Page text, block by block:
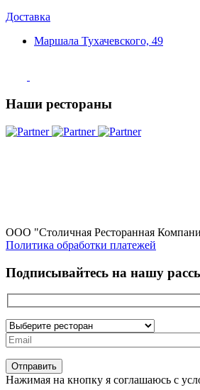
Доставка
Маршала Тухачевского, 49
Наши рестораны
ООО "Столичная Ресторанная
Политика обработки платежей
Подписывайтесь на нашу
Нажимая на кнопку я соглашаюсь с